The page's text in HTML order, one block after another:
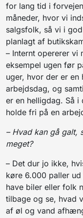
for lang tid i
måneder, hvor vi
salgsfolk, så vi i
planlagt af
– Internt opererer vi
eksempel ugen før
uger, hvor der er en
arbejdsdag, og
er en helligdag. Så
holde fri på en
– Hvad kan gå galt,
meget?
– Det dur jo ikke,
køre 6.000 paller
have biler eller folk
tilbage og se, hvad
af øl og vand